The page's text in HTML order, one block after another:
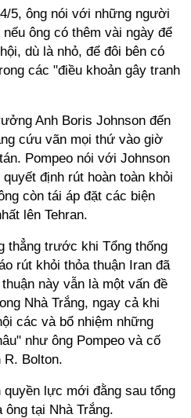
5, ông nói với những người
ông có thêm vài ngày để
dù là nhỏ, để đôi bên có
các "điều khoản gây tranh
Anh Boris Johnson đến
cứu vãn mọi thứ vào giờ
Pompeo nói với Johnson
định rút hoàn toàn khỏi
còn tái áp đặt các biện
lên Tehran.
thẳng trước khi Tổng thống
rút khỏi thỏa thuận Iran đã
này vẫn là một vấn đề
Nhà Trắng, ngay cả khi
các và bổ nhiệm những
như ông Pompeo và cố
R. Bolton.
lực mới đằng sau tổng
tại Nhà Trắng.